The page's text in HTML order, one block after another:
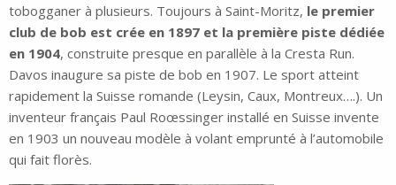
tobogganer à plusieurs. Toujours à Saint-Moritz, le premier
club de bob est crée en 1897 et la première piste dédiée
en 1904, construite presque en parallèle à la Cresta Run.
Davos inaugure sa piste de bob en 1907. Le sport atteint
rapidement la Suisse romande (Leysin, Caux, Montreux….). Un
inventeur français Paul Roœssinger installé en Suisse invente
en 1903 un nouveau modèle à volant emprunté à l’automobile
qui fait florès.